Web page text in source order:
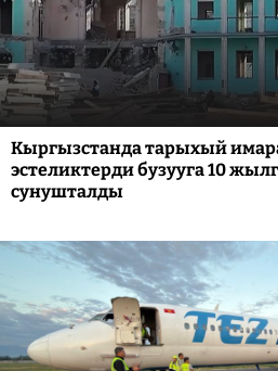
Кыргызстанда тарыхый
эстеликтерди бузууга 10
сунушталды